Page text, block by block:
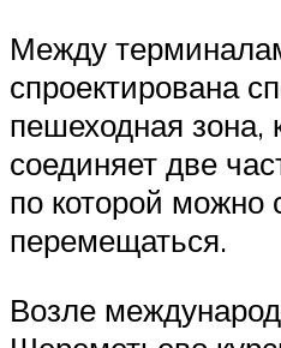
Между
спроектирована
пешеходная зона,
соединяет две
по которой можно
перемещаться.
Возле